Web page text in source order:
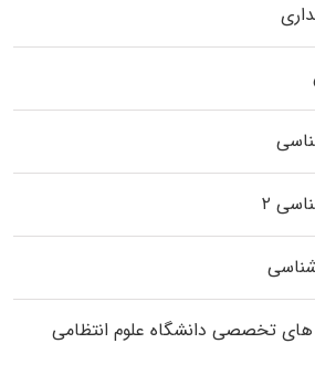
۲
تخصصی داﻧﺸﮕﺎه ﻋﻠﻮم انتظامی